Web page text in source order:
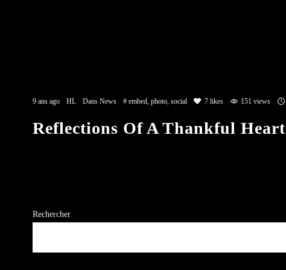
9 ans ago HL Dans News # embed, photo, social 7 likes 151 views
Reflections Of A Thankful Heart
Rechercher